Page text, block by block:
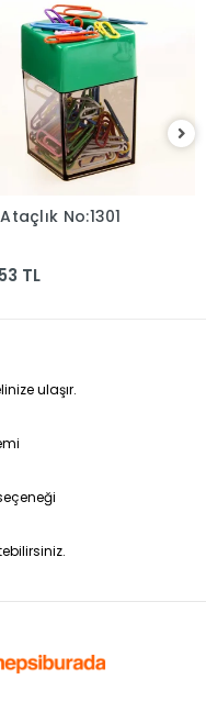
Sepete Ekle
No:1301
TL
ulaşır.